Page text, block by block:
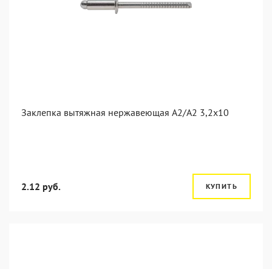
Заклепка вытяжная нержавеющая A2/A2 3,2x10
2.12 руб. КУПИТЬ